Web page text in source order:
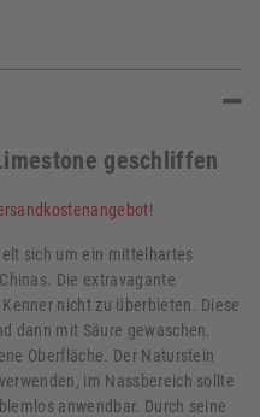
geschliffen
sich um ein mittelhartes
Die extravagante
nicht zu überbieten. Diese
dann mit Säure gewaschen.
Oberfläche. Der Naturstein
im Nassbereich sollte
anwendbar. Durch seine